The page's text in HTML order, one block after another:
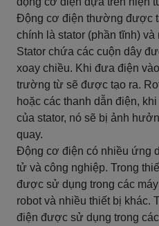
Động cơ điện thường được
chính là stator (phần tĩnh)
Stator chứa các cuộn dây
xoay chiều. Khi đưa điện
trường từ sẽ được tạo ra.
hoặc các thanh dẫn điện,
của stator, nó sẽ bị ảnh
quay.
Động cơ điện có nhiều ứng
tử và công nghiệp. Trong
được sử dụng trong các
robot và nhiều thiết bị khác.
điện được sử dụng trong